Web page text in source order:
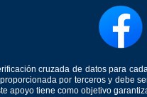
cruzada de datos para
por terceros y debe
apoyo tiene como objetivo